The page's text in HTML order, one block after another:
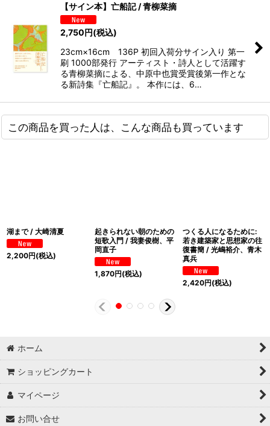
【サイン本】亡船記 / 青柳菜摘
2,750円(税込)
23cm×16cm 136P 初回入荷分サイン入り 第一
刷 1000部発行 アーティスト・詩人として活躍す
る青柳菜摘による、中原中也賞受賞後第一作とな
る新詩集『亡船記』。 本作には、6…
この商品を買った人は、こんな商品も買っています
湖まで / 大崎清夏
2,200円(税込)
起きられない朝のための
短歌入門 / 我妻俊樹、平
岡直子
1,870円(税込)
つくる人になるために:
若き建築家と思想家の往
復書簡 / 光嶋裕介、青木
真兵
2,420円(税込)
ホーム
ショッピングカート
マイページ
お問い合せ